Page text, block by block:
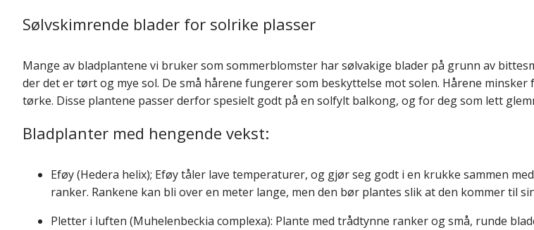
Sølvskimrende blader for solrike plasser
Mange av bladplantene vi bruker som sommerblomster har sølvakige blader på grunn av
der det er tørt og mye sol. De små hårene fungerer som beskyttelse mot solen. Hårene
tørke. Disse plantene passer derfor spesielt godt på en solfylt balkong, og for deg som lett
Bladplanter med hengende vekst:
Eføy (Hedera helix); Eføy tåler lave temperaturer, og gjør seg godt i en krukke sammen
ranker. Rankene kan bli over en meter lange, men den bør plantes slik at den kommer til
Pletter i luften (Muhelenbeckia complexa): Plante med trådtynne ranker og små, runde